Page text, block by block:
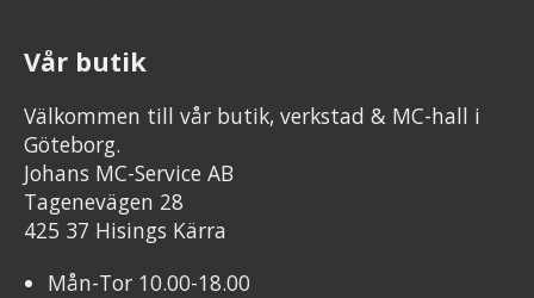
Vår butik
Välkommen till vår butik, verkstad & MC-hall i
Göteborg.
Johans MC-Service AB
Tagenevägen 28
425 37 Hisings Kärra
Mån-Tor 10.00-18.00